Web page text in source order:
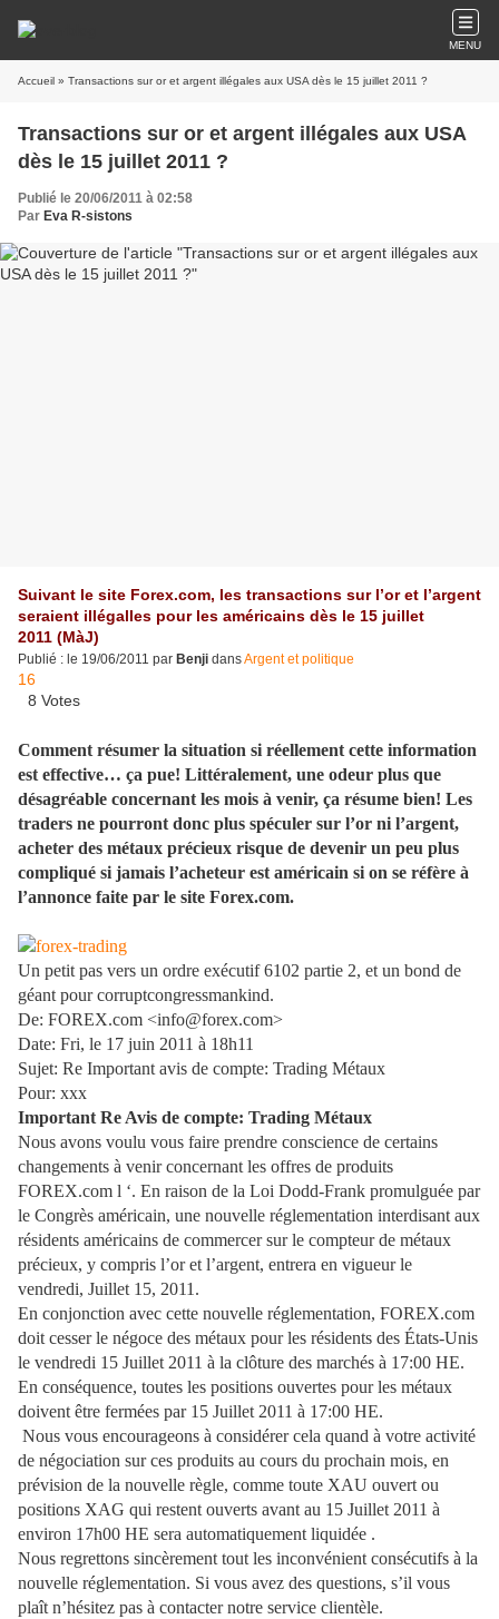
MENU
Accueil » Transactions sur or et argent illégales aux USA dès le 15 juillet 2011 ?
Transactions sur or et argent illégales aux USA
dès le 15 juillet 2011 ?
Publié le 20/06/2011 à 02:58
Par Eva R-sistons
Suivant le site Forex.com, les transactions sur l’or et l’argent
seraient illégalles pour les américains dès le 15 juillet
2011 (MàJ)
Publié : le 19/06/2011 par Benji dansArgent et politique
16
8 Votes
Comment résumer la situation si réellement cette information
est effective… ça pue! Littéralement, une odeur plus que
désagréable concernant les mois à venir, ça résume bien! Les
traders ne pourront donc plus spéculer sur l’or ni l’argent,
acheter des métaux précieux risque de devenir un peu plus
compliqué si jamais l’acheteur est américain si on se réfère à
l’annonce faite par le site Forex.com.
Un petit pas vers un ordre exécutif 6102 partie 2, et un bond de
géant pour corruptcongressmankind.
De: FOREX.com <info@forex.com>
Date: Fri, le 17 juin 2011 à 18h11
Sujet: Re Important avis de compte: Trading Métaux
Pour: xxx
Important Re Avis de compte: Trading Métaux
Nous avons voulu vous faire prendre conscience de certains
changements à venir concernant les offres de produits
FOREX.com l ‘. En raison de la Loi Dodd-Frank promulguée par
le Congrès américain, une nouvelle réglementation interdisant aux
résidents américains de commercer sur le compteur de métaux
précieux, y compris l’or et l’argent, entrera en vigueur le
vendredi, Juillet 15, 2011.
En conjonction avec cette nouvelle réglementation, FOREX.com
doit cesser le négoce des métaux pour les résidents des États-Unis
le vendredi 15 Juillet 2011 à la clôture des marchés à 17:00 HE.
En conséquence, toutes les positions ouvertes pour les métaux
doivent être fermées par 15 Juillet 2011 à 17:00 HE.
Nous vous encourageons à considérer cela quand à votre activité
de négociation sur ces produits au cours du prochain mois, en
prévision de la nouvelle règle, comme toute XAU ouvert ou
positions XAG qui restent ouverts avant au 15 Juillet 2011 à
environ 17h00 HE sera automatiquement liquidée .
Nous regrettons sincèrement tout les inconvénient consécutifs à la
nouvelle réglementation. Si vous avez des questions, s’il vous
plaît n’hésitez pas à contacter notre service clientèle.